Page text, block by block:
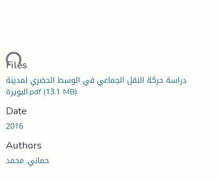
Files
دراسة حركة النقل الجماعي في الوسط الحضري لمدينة
البويرة.pdf(13.1 MB)
Date
2016
Authors
حماني, محمد